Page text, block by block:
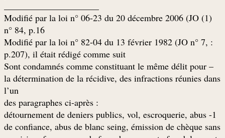
(1) Modifié par la loi n° 06-23 du 20 décembre 2006 (JO
n° 84, p.16
: Modifié par la loi n° 82-04 du 13 février 1982 (JO n° 7,
p.207), il était rédigé comme suit
– Sont condamnés comme constituant le même délit pour
la détermination de la récidive, des infractions réunies dans
l’un
: des paragraphes ci-après
1- détournement de deniers publics, vol, escroquerie, abus
de confiance, abus de blanc seing, émission de chèque sans